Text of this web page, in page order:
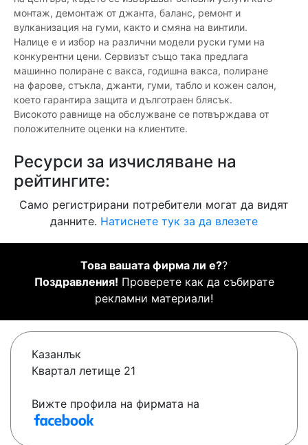
монтаж, демонтаж от джанта, баланс, ремонт и
вулканизация на гуми, както и смяна на винтили.
Налице е и избор на различни модели руски гуми на
конкурентни цени. Сервизът също така предлага
машинно полиране с вакса, годишна вакса, полиране
на фарове, стъкла, джанти, гуми, табло и кожен салон,
което гарантира защита и дълготраен блясък.
Високото равнище на обслужване се потвърждава от
положителните оценки на клиентите.
Ресурси за изчисляване на
рейтингите:
Само регистрирани потребители могат да видят
данните. Натиснете тук за да влезете
Това вашата фирма ли е??
Поздравления! Проверете как да събирате
рекламни материали!
Казанлък
Квартал летище 21
Вижте профила на фирмата на